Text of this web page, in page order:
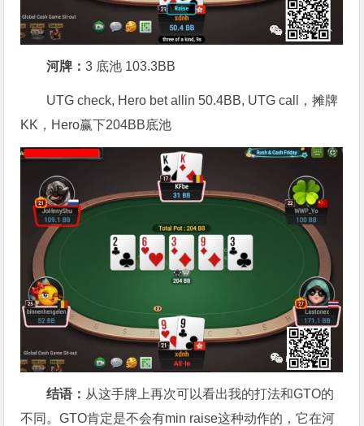
河牌：3 底池 103.3BB
UTG check, Hero bet allin 50.4BB, UTG call，摊牌
KK，Hero赢下204BB底池
结语： 从这手牌上再次可以看出我的打法和GTO的
不同。GTO肯定是不会有min raise这种动作的，它在河